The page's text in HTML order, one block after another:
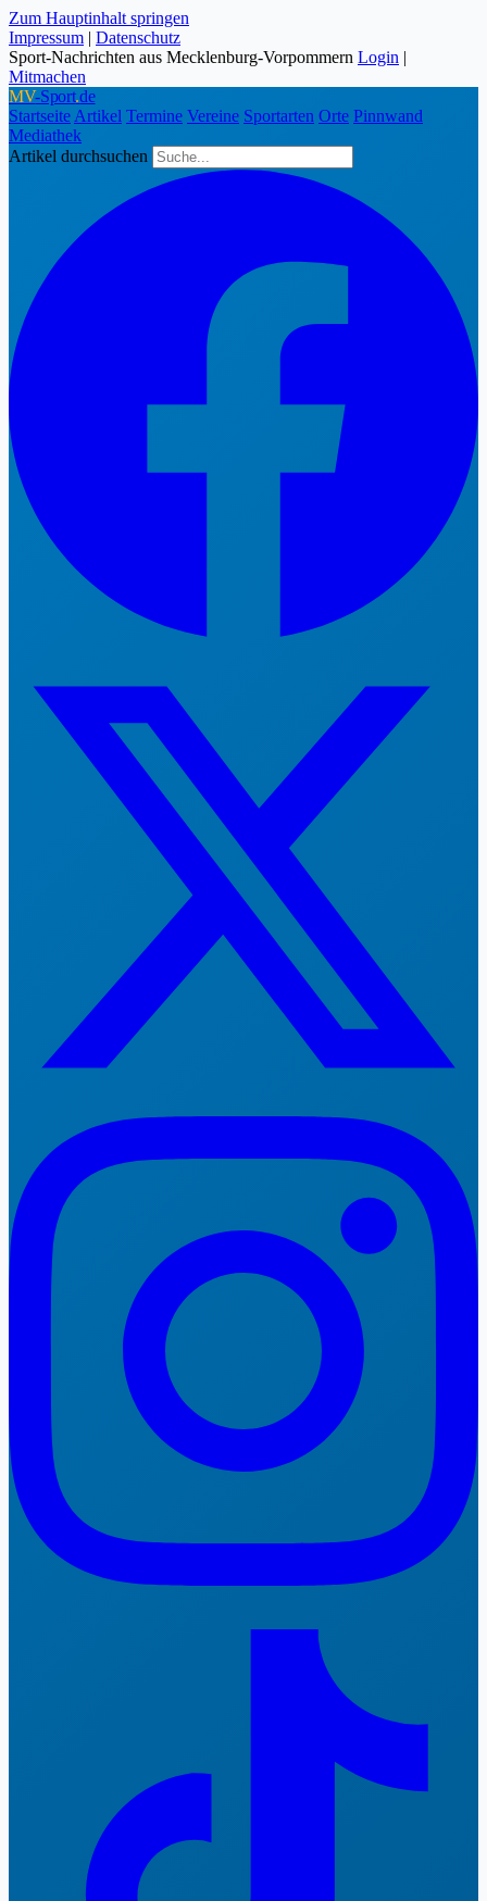
Zum Hauptinhalt springen
Impressum | Datenschutz
Sport-Nachrichten aus Mecklenburg-Vorpommern Login |
Mitmachen
MV-Sport.de
Startseite Artikel Termine Vereine Sportarten Orte Pinnwand
Mediathek
Artikel durchsuchen